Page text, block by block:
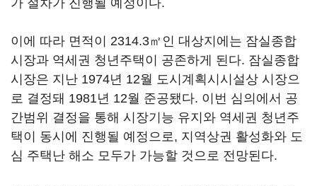
가 절차가 진행될 예정이다.
이에 따라 면적이 2314.3㎡인 대상지에는 잠실종합
시장과 역세권 청년주택이 공존하게 된다. 잠실종합
시장은 지난 1974년 12월 도시계획시시설상 시장으
로 결정돼 1981년 12월 준공됐다. 이번 심의에서 공
간범위 결정을 통해 시장기능 유지와 역세권 청년주
택이 동시에 진행될 예정으로, 지역상권 활성화와 도
심 주택난 해소 모두가 가능할 것으로 전망된다.